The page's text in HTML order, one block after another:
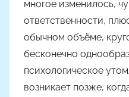
многое изменилось,
ответственности,
обычном объёме,
бесконечно
психологическое
возникает позже,